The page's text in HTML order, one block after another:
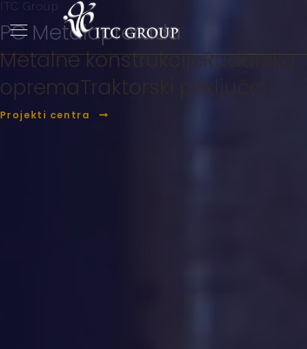
ITC Group
PC Metaloprerada
Metalne konstrukcijeRudarska
opremaTraktorski priključci
Projekti centra